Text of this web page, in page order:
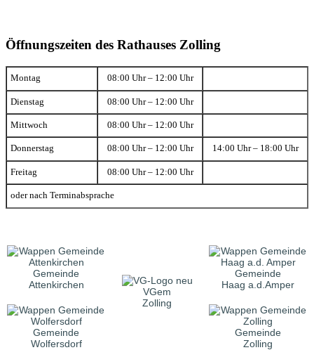
Öffnungszeiten des Rathauses Zolling
Montag 08:00 Uhr – 12:00 Uhr
Dienstag 08:00 Uhr – 12:00 Uhr
Mittwoch 08:00 Uhr – 12:00 Uhr
Donnerstag 08:00 Uhr – 12:00 Uhr 14:00 Uhr – 18:00 Uhr
Freitag 08:00 Uhr – 12:00 Uhr
oder nach Terminabsprache
Gemeinde
Attenkirchen
VGem
Zolling
Gemeinde
Haag a.d.Amper
Gemeinde
Wolfersdorf
Gemeinde
Zolling